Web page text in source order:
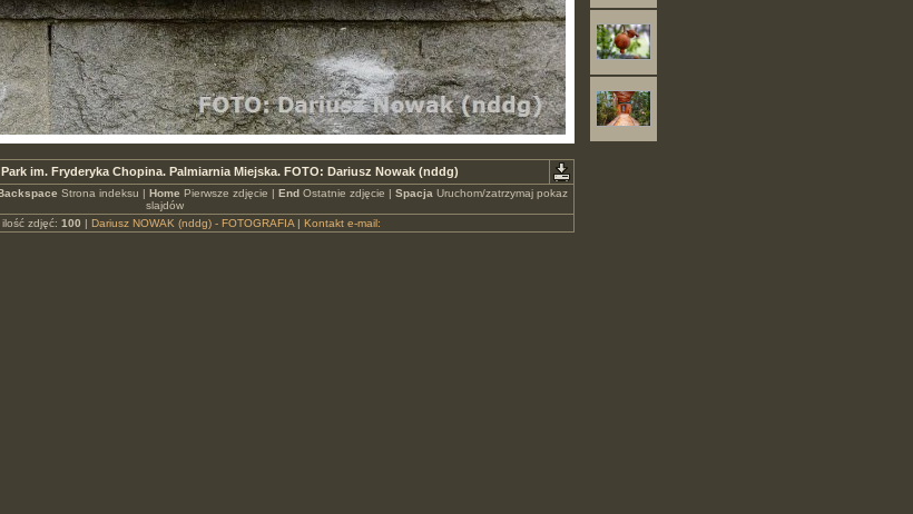
im. Fryderyka Chopina. Palmiarnia Miejska. FOTO: Dariusz Nowak (nddg)
Strona indeksu | Home Pierwsze zdjęcie | EndOstatnie zdjęcie | Spacja Uruchom/zatrzymaj pokaz
slajdów
ilość zdjęć: 100 | Dariusz NOWAK (nddg) - FOTOGRAFIA| Kontakt e-mail: